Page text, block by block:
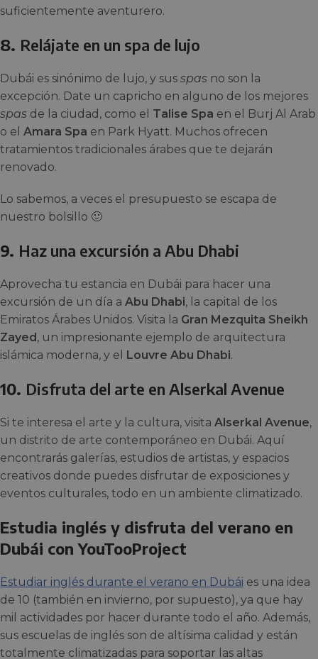
suficientemente aventurero.
8. Relájate en un spa de lujo
Dubái es sinónimo de lujo, y sus spas no son la
excepción. Date un capricho en alguno de los mejores
spas de la ciudad, como el Talise Spa en el Burj Al Arab
o el Amara Spa en Park Hyatt. Muchos ofrecen
tratamientos tradicionales árabes que te dejarán
renovado.
Lo sabemos, a veces el presupuesto se escapa de
nuestro bolsillo 🙁
9. Haz una excursión a Abu Dhabi
Aprovecha tu estancia en Dubái para hacer una
excursión de un día a Abu Dhabi, la capital de los
Emiratos Árabes Unidos. Visita la Gran Mezquita Sheikh
Zayed, un impresionante ejemplo de arquitectura
islámica moderna, y el Louvre Abu Dhabi.
10. Disfruta del arte en Alserkal Avenue
Si te interesa el arte y la cultura, visita Alserkal Avenue,
un distrito de arte contemporáneo en Dubái. Aquí
encontrarás galerías, estudios de artistas, y espacios
creativos donde puedes disfrutar de exposiciones y
eventos culturales, todo en un ambiente climatizado.
Estudia inglés y disfruta del verano en
Dubái con YouTooProject
Estudiar inglés durante el verano en Dubái es una idea
de 10 (también en invierno, por supuesto), ya que hay
mil actividades por hacer durante todo el año. Además,
sus escuelas de inglés son de altísima calidad y están
totalmente climatizadas para soportar las altas